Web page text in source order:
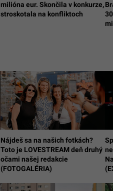
milióna eur. Skončila v konkurze,
stroskotala na konfliktoch
Nájdeš sa na našich fotkách?
Toto je LOVESTREAM deň druhý
očami našej redakcie
(FOTOGALÉRIA)